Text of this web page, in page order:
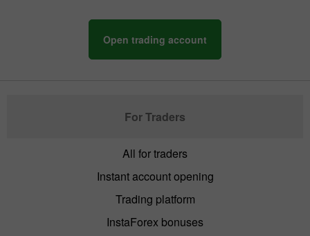
Open trading account
For Traders
All for traders
Instant account opening
Trading platform
InstaForex bonuses